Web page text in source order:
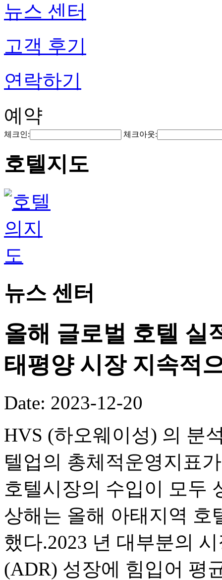
뉴스 센터
고객 후기
연락하기
예약
체크인: 체크아웃:
호텔지도
뉴스 센터
올해 글로벌 호텔 실
태평양 시장 지속적
Date: 2023-12-20
HVS (하오웨이성) 의 분
텔업의 총체적운영지표
호텔시장의 수입이 모두
상해는 올해 아태지역 호
했다.2023 년 대부분의
(ADR) 성장에 힘입어 평